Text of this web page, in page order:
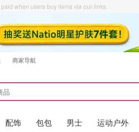
when users buy items via our links.
商家导航
配饰 包包 男士 运动户外